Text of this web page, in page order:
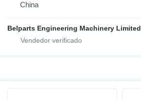
China
Belparts Engineering Machinery Limited